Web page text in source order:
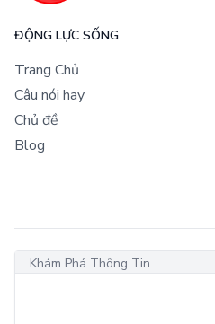
ĐỘNG LỰC SỐNG
Trang Chủ
Câu nói hay
Chủ đề
Blog
Khám Phá Thông Tin